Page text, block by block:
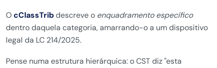
OcClassTribdescreve o enquadramento específico
dentro daquela categoria, amarrando-o a um dispositivo
legal da LC 214/2025.
Pense numa estrutura hierárquica: o CST diz "esta